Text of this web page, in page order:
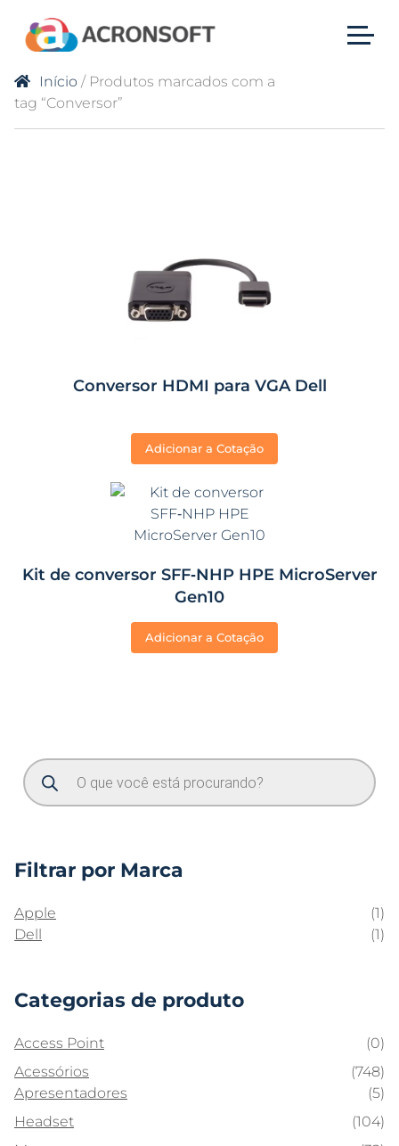
Início / Produtos marcados com a
tag “Conversor”
Conversor HDMI para VGA Dell
Adicionar a Cotação
Kit de conversor SFF‑NHP HPE MicroServer
Gen10
Adicionar a Cotação
Filtrar por Marca
Apple
(1)
Dell
(1)
Categorias de produto
Access Point
(0)
Acessórios
(748)
Apresentadores
(5)
Headset
(104)